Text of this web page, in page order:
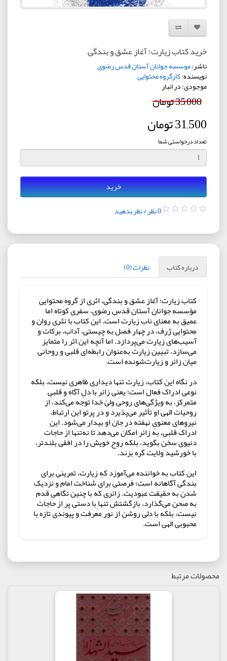
افزودن به لیست دلخواه
مقایسه این محصول
خرید کتاب زیارت؛ آغاز عشق و بندگی
ناشر:موسسه جوانان آستان قدس رضوی
نویسنده:کارگروه محتوایی
موجودی: در انبار
35,000 تومان
31,500 تومان
تعداد درخواستی شما
خرید
0 نظر /نظر بدهید
درباره کتاب نظرات (0)
کتاب زیارت؛ آغاز عشق و بندگی، اثری از گروه محتوایی
مؤسسه جوانان آستان قدس رضوی، سفری کوتاه اما
عمیق به معنای ناب زیارت است. این کتاب با نثری روان و
محتوایی ژرف، در چهار فصل به چیستی، آداب، برکات و
آسیب‌های زیارت می‌پردازد. اما آنچه این اثر را متمایز
می‌سازد، تبیین زیارت به‌عنوان رابطه‌ای قلبی و روحانی
میان زائر و زیارت‌شونده است.
در نگاه این کتاب، زیارت تنها دیداری ظاهری نیست، بلکه
نوعی ادراک فعال است؛ یعنی زائر با دلِ آگاه و قلبی
متمرکز، به ویژگی‌های روحی ولیّ خدا توجه می‌کند، از
روحیات الهی او تأثیر می‌پذیرد و در پرتو این ارتباط،
نیروهای معنویِ نهفته در جان او بیدار می‌شود. این
ادراک قلبی، به زائر امکان می‌دهد تا نه‌تنها از حاجات
دنیوی سخن بگوید، بلکه روح خویش را در افقی بلندتر،
با خورشید ولایت گره بزند.
این کتاب به خواننده می‌آموزد که زیارت، تمرینی برای
بندگی آگاهانه است؛ فرصتی برای شناخت امام و نزدیک
شدن به حقیقت عبودیت. زائری که با چنین نگاهی قدم
به صحن می‌گذارد، بازگشتش تنها با دستی پر از حاجات
نیست، بلکه با دلی روشن از نور معرفت و پیوندی تازه با
محبوبی الهی است.
این کتاب را به زائران حرم امام رضا (علیه‌السلام)،
دانشجویان و علاقه‌مندان به معارف زیارت و سلوک
معنوی پیشنهاد می‌کنم. همچنین برای مربیان فرهنگی و
فعالان هیئتی منبعی موجز و مفید است.
در برشی از کتاب زیارت، آغاز عشق و بندگی می‌خوانیم:
خواندن نمازهای واجب و یا مستحبی در حرم های مطهر
معصومان لا نسبت به سایر اماکن فضیلت و ثواب
بیشتری دارد بسیاری از مجاوران اعتاب مقدسه، مقید
بوده اند که هر سه وعده نماز خود را در حرم های مطهر
محصولات مرتبط